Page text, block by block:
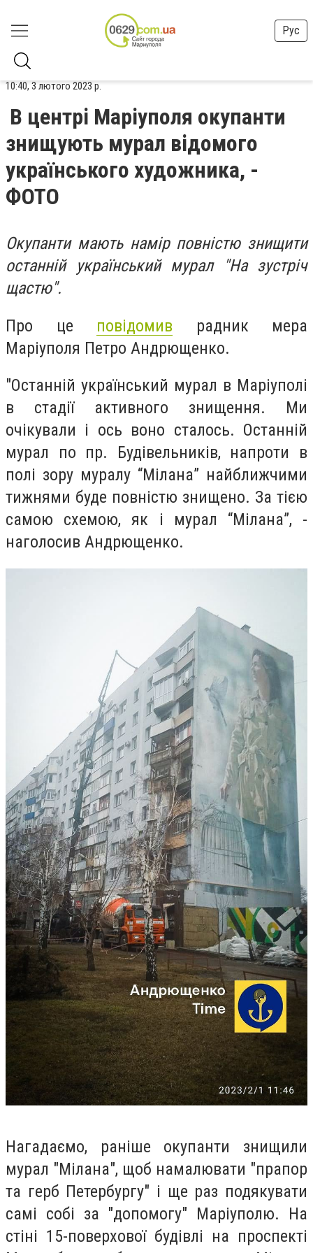
Рус
10:40, 3 лютого 2023 р.
В центрі Маріуполя окупанти
знищують мурал відомого
українського художника, -
ФОТО
Окупанти мають намір повністю знищити
останній український мурал "На зустріч
щастю".
Про це повідомив радник мера
Маріуполя Петро Андрющенко.
"Останній український мурал в Маріуполі
в стадії активного знищення. Ми
очікували і ось воно сталось. Останній
мурал по пр. Будівельників, напроти в
полі зору муралу “Мілана” найближчими
тижнями буде повністю знищено. За тією
самою схемою, як і мурал “Мілана”, -
наголосив Андрющенко.
Нагадаємо, раніше окупанти знищили
мурал "Мілана", щоб намалювати "прапор
та герб Петербургу" і ще раз подякувати
самі собі за "допомогу" Маріуполю. На
стіні 15-поверхової будівлі на проспекті